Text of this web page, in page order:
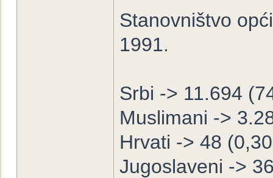
Stanovništvo
1991.
Srbi -> 11.694
Muslimani ->
Hrvati -> 48
Jugoslaveni ->